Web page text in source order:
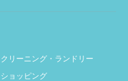
クリーニング・ランドリー
ショッピング